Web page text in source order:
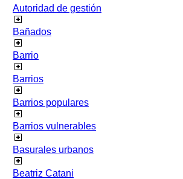
Autoridad de gestión
Bañados
Barrio
Barrios
Barrios populares
Barrios vulnerables
Basurales urbanos
Beatriz Catani